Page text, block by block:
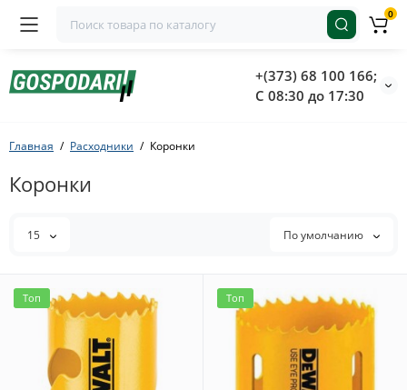
+(373) 68 100 166;
С 08:30 до 17:30
0
Главная Расходники Кoронки
Кoронки
15 По умолчанию
Топ Топ